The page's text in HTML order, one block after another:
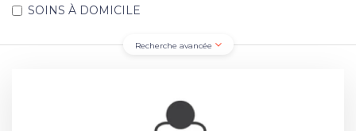
SOINS À DOMICILE
Recherche avancée